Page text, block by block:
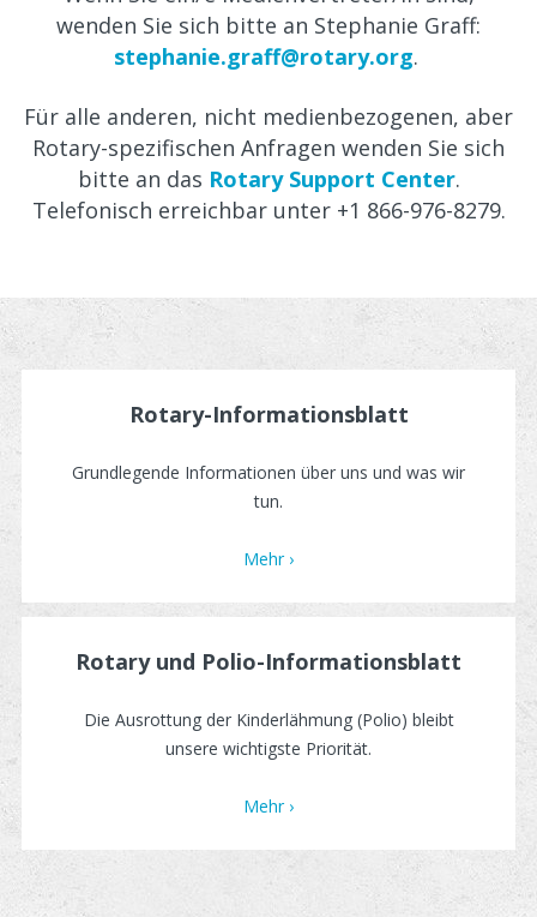
Aktuelles
Für Mitglieder
wenden Sie sich bitte an Stephanie Graff:
stephanie.graff@rotary.org.
Für alle anderen, nicht medienbezogenen, aber
Rotary-spezifischen Anfragen wenden Sie sich
bitte an das Rotary Support Center.
Telefonisch erreichbar unter +1 866-976-8279.
Rotary-Informationsblatt
Grundlegende Informationen über uns und was wir
tun.
Mehr ›
Rotary und Polio-Informationsblatt
Die Ausrottung der Kinderlähmung (Polio) bleibt
unsere wichtigste Priorität.
Mehr ›